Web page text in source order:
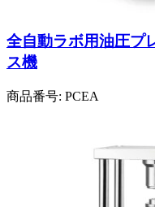
全自動ラボ用油圧プ
ス機
商品番号: PCEA